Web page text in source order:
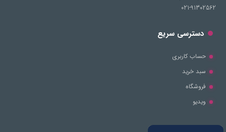
021-91302562
دسترسی سریع
حساب کاربری
سبد خرید
فروشگاه
ویدیو